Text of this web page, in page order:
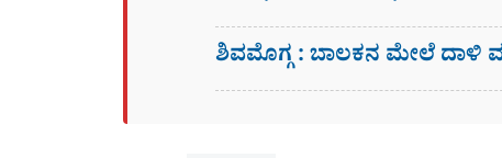
ಶಿವಮೊಗ್ಗ : ಬಾಲಕನ ಮೇಲೆ ದಾಳಿ